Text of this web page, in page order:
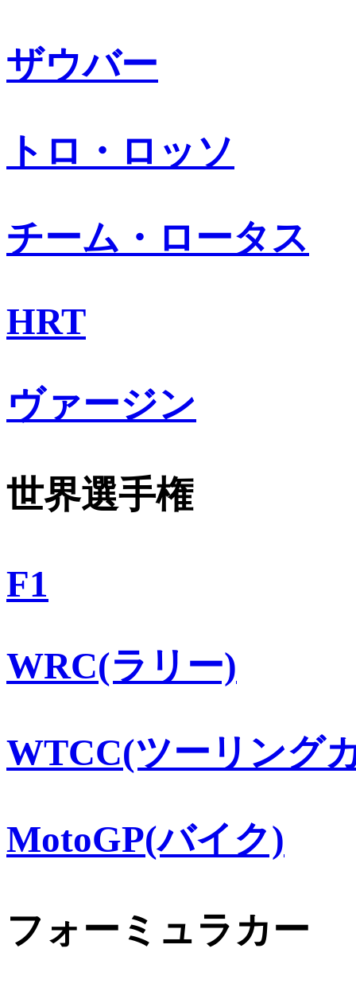
ザウバー
トロ・ロッソ
チーム・ロータス
HRT
ヴァージン
世界選手権
F1
WRC(ラリー)
WTCC(ツーリング
MotoGP(バイク)
フォーミュラカー